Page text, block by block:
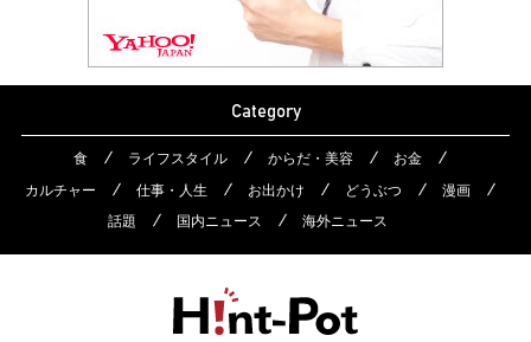
Category
食 ライフスタイル からだ・美容
お金
カルチャー
仕事・人生 お出かけ どうぶつ
漫画
話題
国内ニュース 海外ニュース